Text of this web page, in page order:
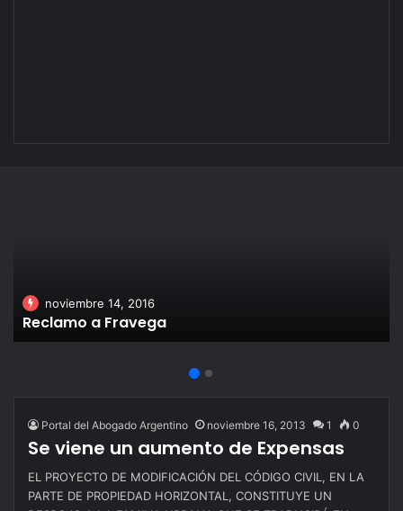
noviembre 14, 2016
Reclamo a Fravega
Portal del Abogado Argentino noviembre 16, 2013 1 0
Se viene un aumento de Expensas
EL PROYECTO DE MODIFICACIÓN DEL CÓDIGO CIVIL, EN LA
PARTE DE PROPIEDAD HORIZONTAL, CONSTITUYE UN